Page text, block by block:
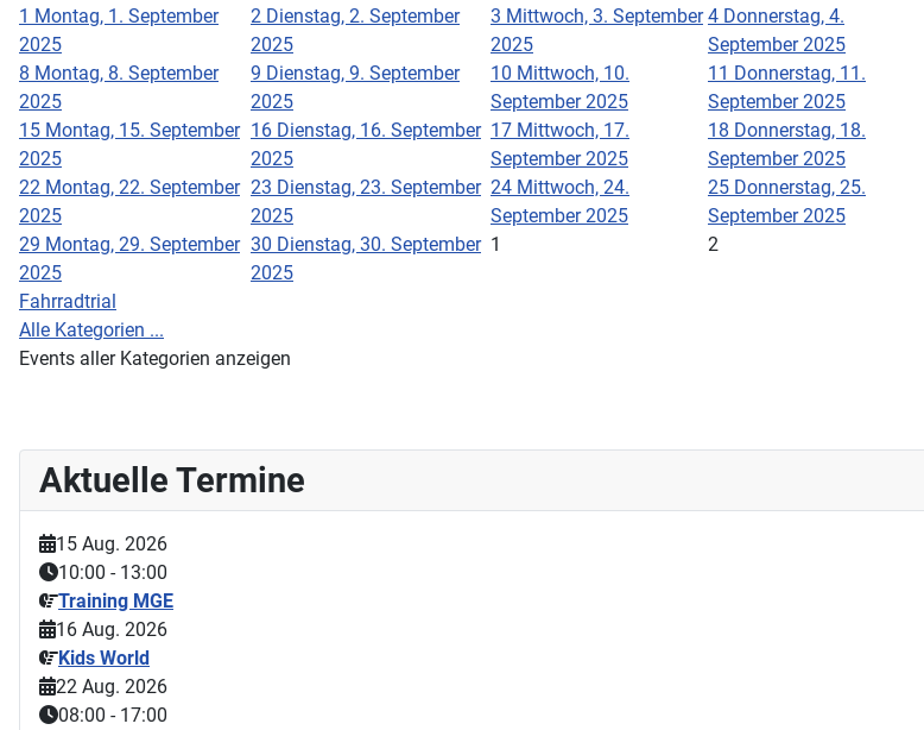
1 Montag, 1. September
2025
2 Dienstag, 2. September
2025
3 Mittwoch, 3. September
2025
4 Donnerstag, 4.
September 2025
8 Montag, 8. September
2025
9 Dienstag, 9. September
2025
10 Mittwoch, 10.
September 2025
11 Donnerstag, 11.
September 2025
15 Montag, 15. September
2025
16 Dienstag, 16. September
2025
17 Mittwoch, 17.
September 2025
18 Donnerstag, 18.
September 2025
22 Montag, 22. September
2025
23 Dienstag, 23. September
2025
24 Mittwoch, 24.
September 2025
25 Donnerstag, 25.
September 2025
29 Montag, 29. September
2025
30 Dienstag, 30. September
2025
1 2
Fahrradtrial
Alle Kategorien ...
Events aller Kategorien anzeigen
Aktuelle Termine
15 Aug. 2026
10:00 - 13:00
Training MGE
16 Aug. 2026
Kids World
22 Aug. 2026
08:00 - 17:00